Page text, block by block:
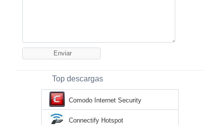
Top descargas
Comodo Internet Security
Connectify Hotspot